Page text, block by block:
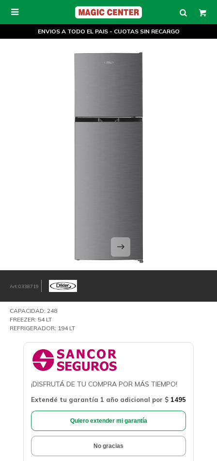

ENVIOS A TODO EL PAIS - CUOTAS SIN RECARGO
0338719
CAPACIDAD: 248
FREEZER: 54 LT
REFRIGERADOR: 194 LT
¡DISFRUTÁ DE TU COMPRA POR MÁS TIEMPO!
Extendé tu garantía 1 año adicional por $ 1495
Quiero extender mi garantía
No gracias